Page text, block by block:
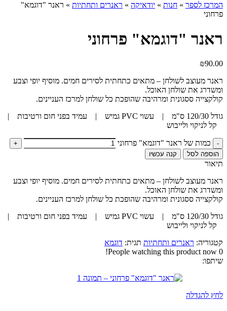
המרכז לספר » חנות » יודאיקה » ראנרים ותחתיות » ראנר "דוגמא"
פרחוני
ראנר "דוגמא" פרחוני
₪90.00
ראנר מעוצב לשולחן – מתאים כתחתית לסירים חמים. מוסיף יופי וצבע
ומשדרג את שולחן האוכל.
קולקצייה ססגונית ומרהיבה שהופכת כל שולחן למרכז העניינים.
גודל 120/30 ס"מ | עשוי PVC גמיש | עמיד בפני חום ורטיבות |
קל לניקוי ולייבוש
כמות של ראנר "דוגמא" פרחוני
הוספה לסל קנה עכשיו
תיאור
ראנר מעוצב לשולחן – מתאים כתחתית לסירים חמים. מוסיף יופי וצבע
ומשדרג את שולחן האוכל.
קולקצייה ססגונית ומרהיבה שהופכת כל שולחן למרכז העניינים.
גודל 120/30 ס"מ | עשוי PVC גמיש | עמיד בפני חום ורטיבות |
קל לניקוי ולייבוש
קטגוריה: ראנרים ותחתיות תגית: דוגמא
0
People watching this product now!
שיתפו:
לחץ להגדלה